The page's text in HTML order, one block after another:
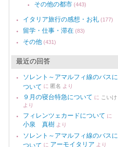
その他の都市 (443)
イタリア旅行の感想・お礼 (177)
留学・仕事・滞在 (83)
その他 (431)
最近の回答
ソレント～アマルフィ線のバスに
ついて に 匿名 より
９月の寝台特急について に こいけ
より
フィレンツェカードについて に
小泉 真樹 より
ソレント～アマルフィ線のバスに
ついて に アーモイタリア より